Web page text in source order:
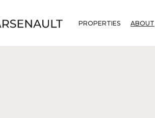
PROPERTIES ABOUT